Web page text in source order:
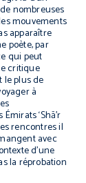
nombreuses
mouvements
apparaître
poète, par
qui peut
critique
le plus de
à
‘Shā’r
rencontres il
avec
d’une
la réprobation